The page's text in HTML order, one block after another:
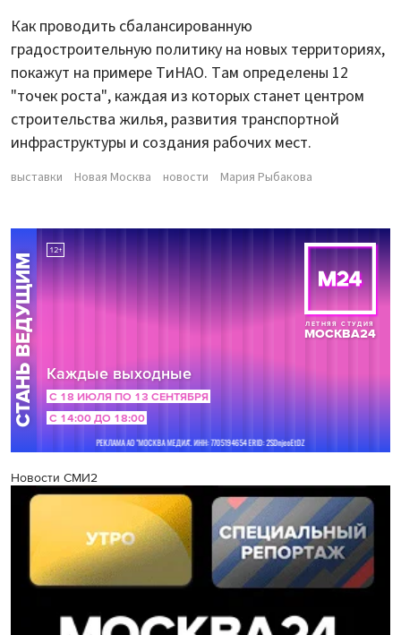
Как проводить сбалансированную
градостроительную политику на новых территориях,
покажут на примере ТиНАО. Там определены 12
"точек роста", каждая из которых станет центром
строительства жилья, развития транспортной
инфраструктуры и создания рабочих мест.
выставки Новая Москва новости Мария Рыбакова
Новости СМИ2